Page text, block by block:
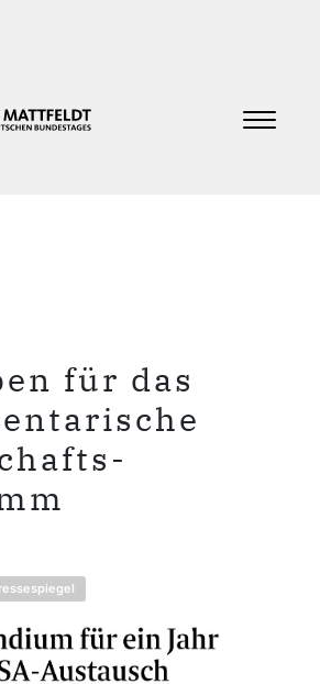
für das